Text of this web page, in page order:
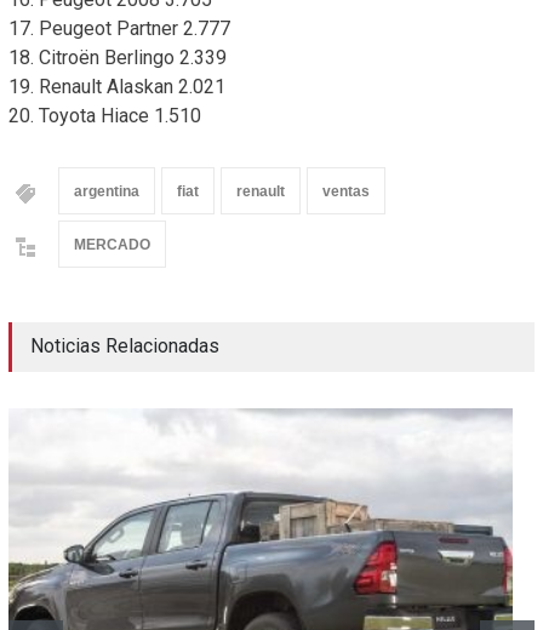
17. Peugeot Partner 2.777
18. Citroën Berlingo 2.339
19. Renault Alaskan 2.021
20. Toyota Hiace 1.510
argentina fiat renault ventas
MERCADO
Noticias Relacionadas